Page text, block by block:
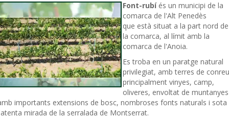
Font-rubíés un municipi de la
comarca de l'Alt Penedès
que està situat a la part nord de
la comarca, al límit amb la
comarca de l'Anoia.
Es troba en un paratge natural
privilegiat, amb terres de
principalment vinyes, camp,
oliveres, envoltat de muntanyes
importants extensions de bosc, nombroses fonts naturals i sota
mirada de la serralada de Montserrat.